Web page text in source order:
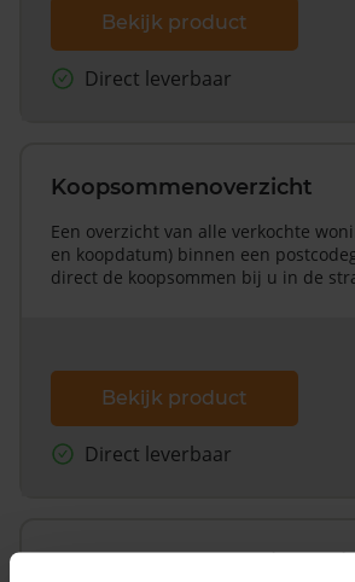
Bekijk product
Direct leverbaar
Koopsommenoverzicht
Een overzicht van alle verkochte
en koopdatum) binnen een
direct de koopsommen bij u in de
Bekijk product
Direct leverbaar